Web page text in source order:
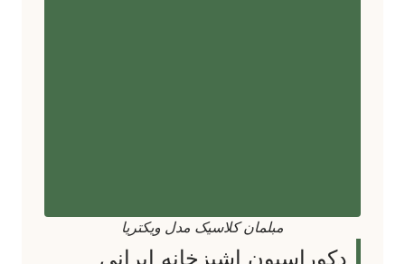
مبلمان کلاسیک مدل ویکتریا
دکوراسیون اشپزخانه ایرانی